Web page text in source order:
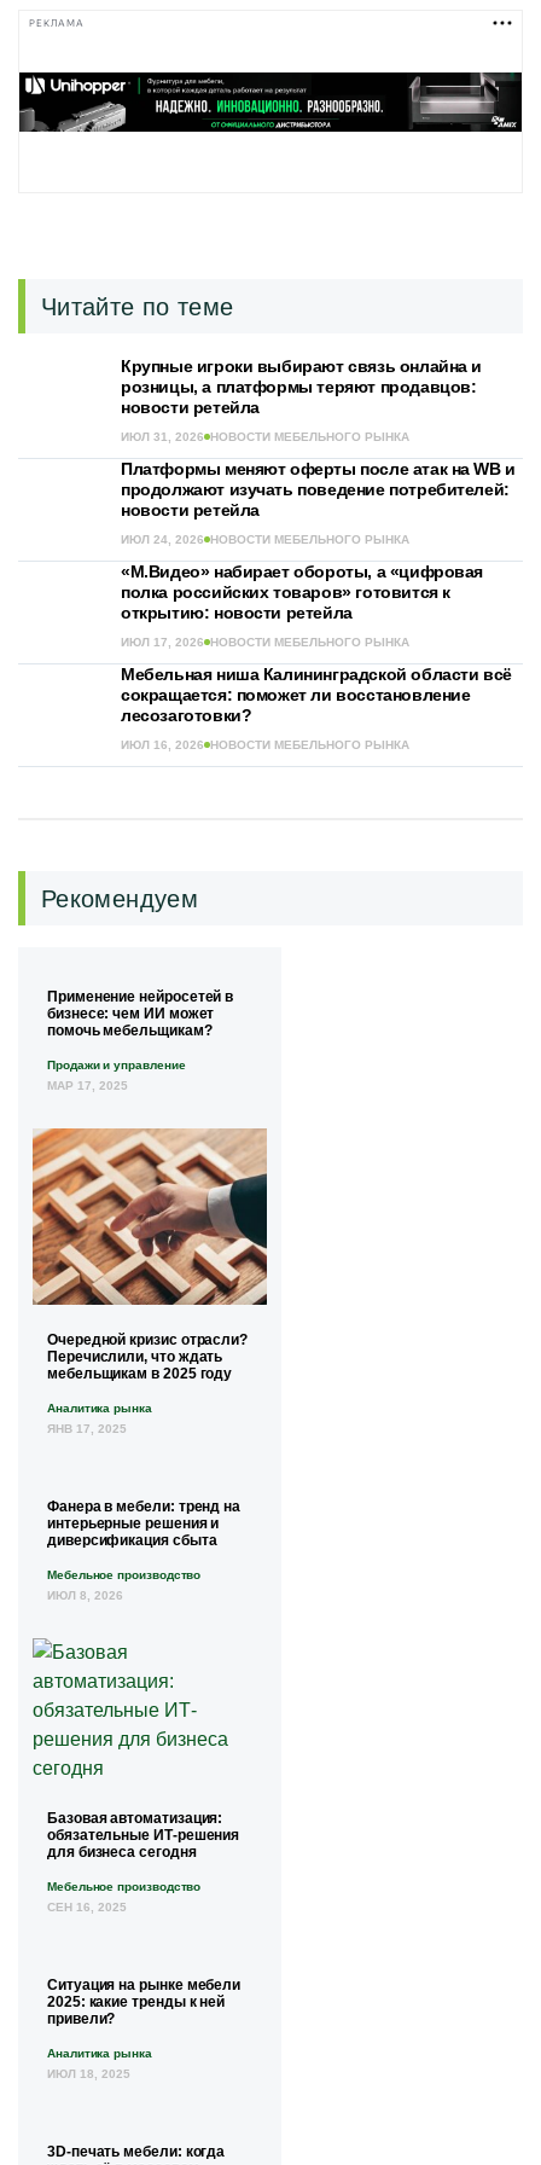
РЕКЛАМА
Читайте по теме
Крупные игроки выбирают связь онлайна и
розницы, а платформы теряют продавцов:
новости ретейла
ИЮЛ 31, 2026 НОВОСТИ МЕБЕЛЬНОГО РЫНКА
Платформы меняют оферты после атак на WB и
продолжают изучать поведение потребителей:
новости ретейла
ИЮЛ 24, 2026 НОВОСТИ МЕБЕЛЬНОГО РЫНКА
«М.Видео» набирает обороты, а «цифровая
полка российских товаров» готовится к
открытию: новости ретейла
ИЮЛ 17, 2026 НОВОСТИ МЕБЕЛЬНОГО РЫНКА
Мебельная ниша Калининградской области всё
сокращается: поможет ли восстановление
лесозаготовки?
ИЮЛ 16, 2026 НОВОСТИ МЕБЕЛЬНОГО РЫНКА
Рекомендуем
Применение нейросетей в
бизнесе: чем ИИ может
помочь мебельщикам?
Продажи и управление
МАР 17, 2025
Очередной кризис отрасли?
Перечислили, что ждать
мебельщикам в 2025 году
Аналитика рынка
ЯНВ 17, 2025
Фанера в мебели: тренд на
интерьерные решения и
диверсификация сбыта
Мебельное производство
ИЮЛ 8, 2026
Базовая автоматизация:
обязательные ИТ-решения
для бизнеса сегодня
Мебельное производство
СЕН 16, 2025
Ситуация на рынке мебели
2025: какие тренды к ней
привели?
Аналитика рынка
ИЮЛ 18, 2025
3D-печать мебели: когда